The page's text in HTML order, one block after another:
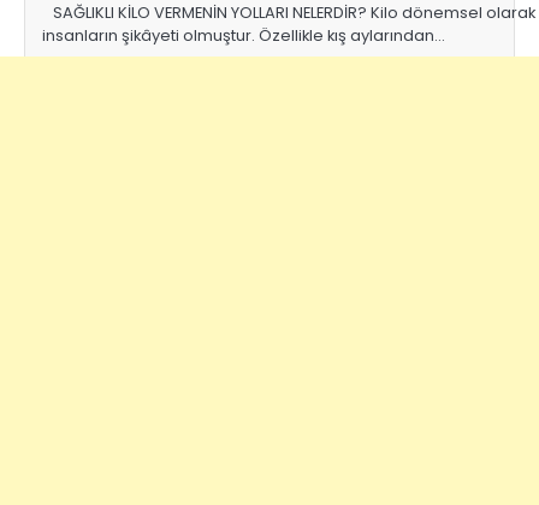
SAĞLIKLI KİLO VERMENİN YOLLARI NELERDİR? Kilo dönemsel olarak
insanların şikâyeti olmuştur. Özellikle kış aylarından…